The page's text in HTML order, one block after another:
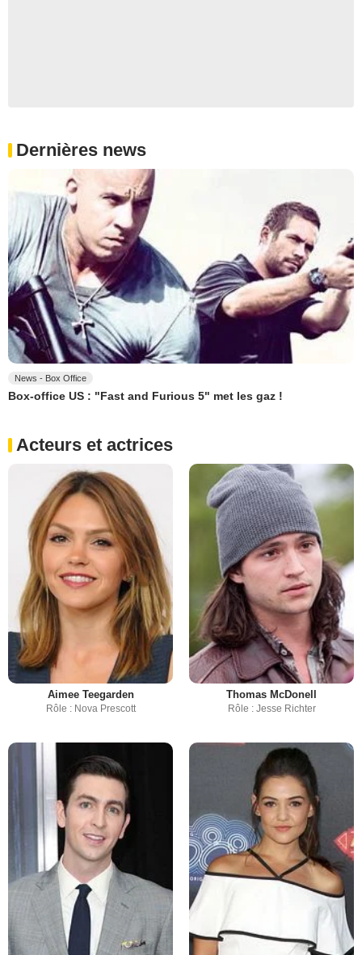
Dernières news
News - Box Office
Box-office US : "Fast and Furious 5" met les gaz !
Acteurs et actrices
Aimee Teegarden
Rôle : Nova Prescott
Thomas McDonell
Rôle : Jesse Richter